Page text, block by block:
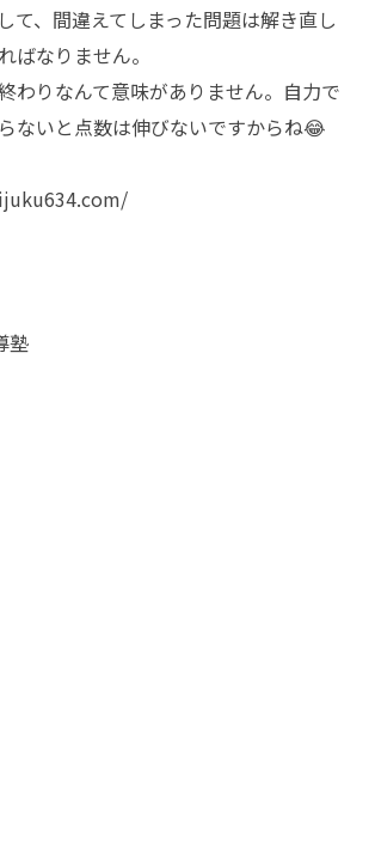
て、間違えてしまった問題は解き直し
ばなりません。
わりなんて意味がありません。自力で
ないと点数は伸びないですからね😂
塾